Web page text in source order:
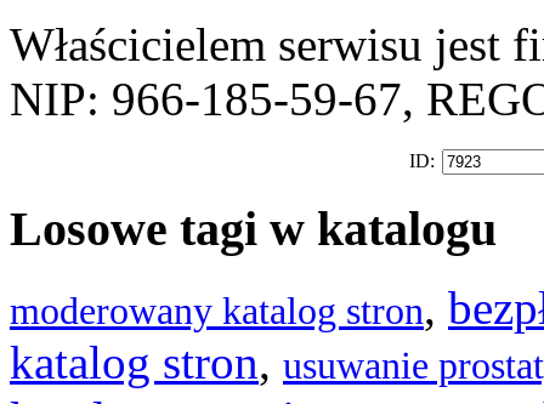
Właścicielem serwisu jest
NIP: 966-185-59-67,
ID:
Losowe tagi w katalogu
moderowany katalog stron,
katalog stron, usuwanie